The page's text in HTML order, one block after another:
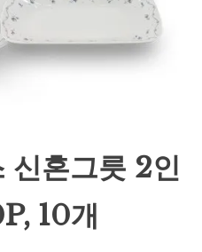
신혼그릇 2인
10개